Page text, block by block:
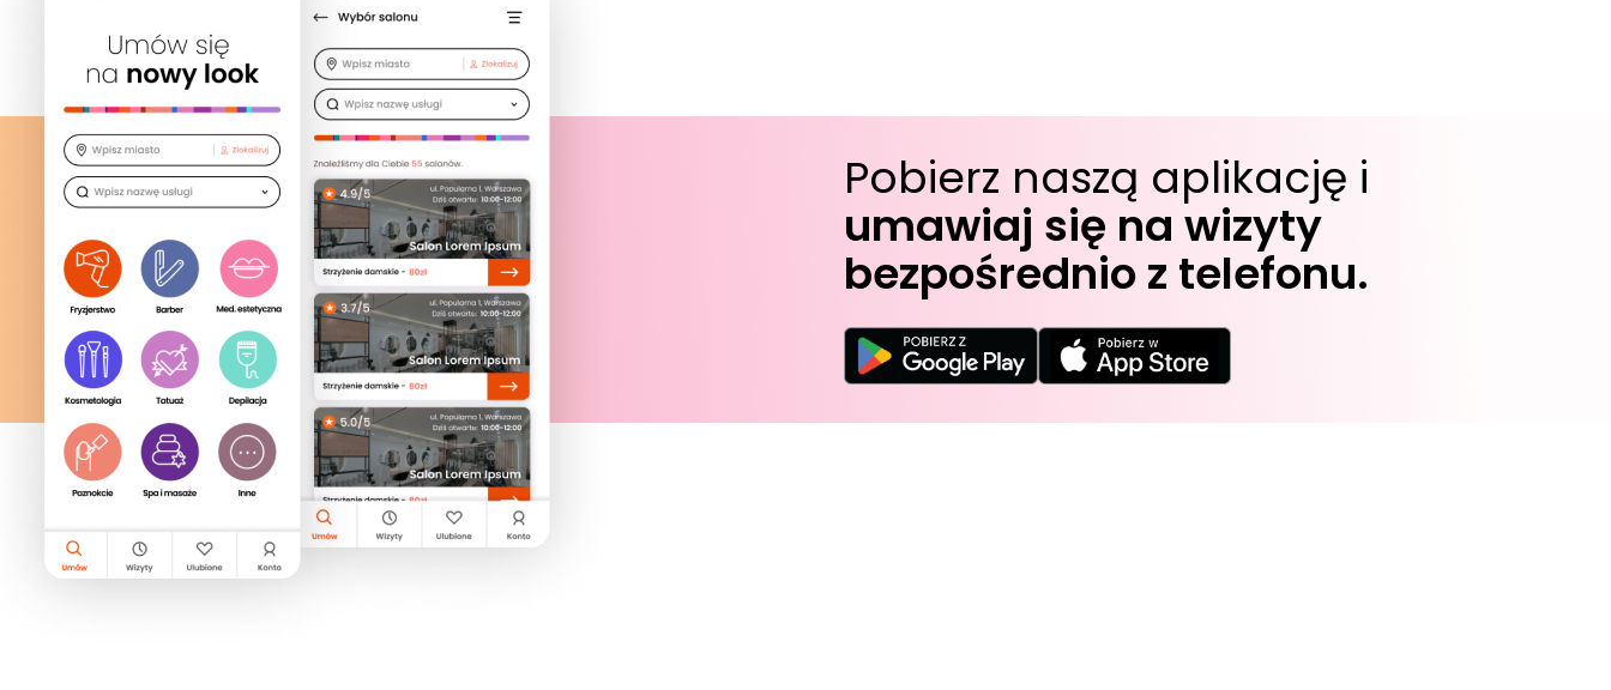
Pobierz naszą aplikację i
umawiaj się na wizyty
bezpośrednio z telefonu.